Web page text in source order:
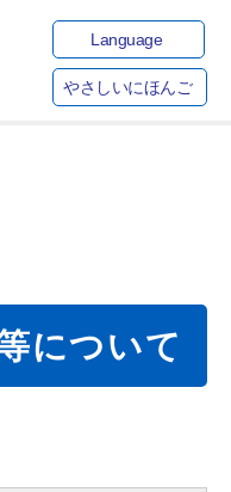
Language
やさしいにほんご
について